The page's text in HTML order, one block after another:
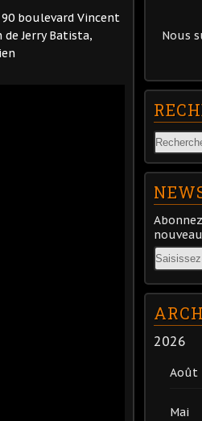
boulevard Vincent
Jerry Batista,
Nous
Email
2026
Août
Mai